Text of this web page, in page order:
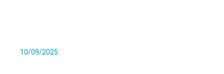
10/09/2025